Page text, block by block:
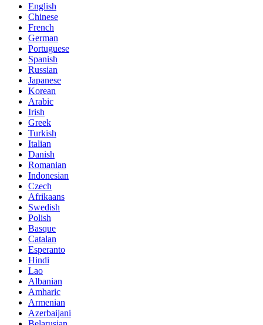
English
Chinese
French
German
Portuguese
Spanish
Russian
Japanese
Korean
Arabic
Irish
Greek
Turkish
Italian
Danish
Romanian
Indonesian
Czech
Afrikaans
Swedish
Polish
Basque
Catalan
Esperanto
Hindi
Lao
Albanian
Amharic
Armenian
Azerbaijani